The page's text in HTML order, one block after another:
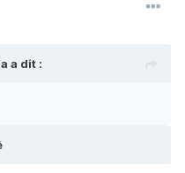
a dit :